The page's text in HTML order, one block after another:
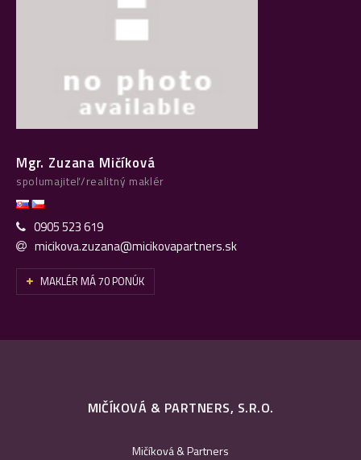
Mgr. Zuzana Mičíková
spolumajiteľ/realitný maklér
0905 523 619
micikova.zuzana@micikovapartners.sk
MAKLÉR MÁ 70 PONÚK
MIČÍKOVÁ & PARTNERS, S.R.O.
Mičíková & Partners